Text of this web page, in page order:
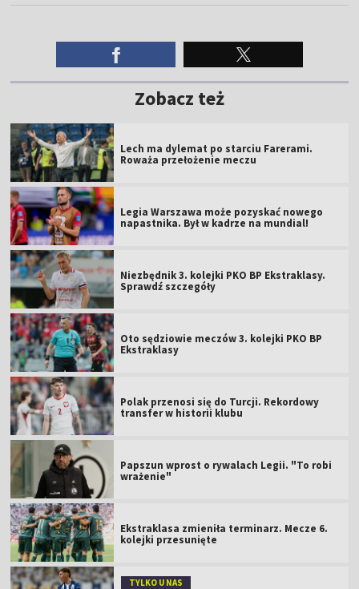
Zobacz też
Lech ma dylemat po starciu Farerami.
Roważa przełożenie meczu
Legia Warszawa może pozyskać nowego
napastnika. Był w kadrze na mundial!
Niezbędnik 3. kolejki PKO BP Ekstraklasy.
Sprawdź szczegóły
Oto sędziowie meczów 3. kolejki PKO BP
Ekstraklasy
Polak przenosi się do Turcji. Rekordowy
transfer w historii klubu
Papszun wprost o rywalach Legii. "To robi
wrażenie"
Ekstraklasa zmieniła terminarz. Mecze 6.
kolejki przesunięte
TYLKO U NAS